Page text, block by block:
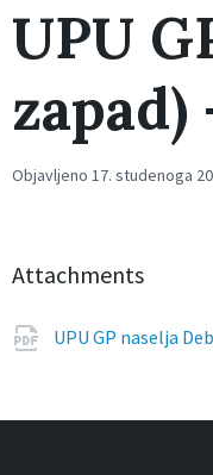
UPU
Objavljeno 17. studenoga
Attachments
UPU GP naselja